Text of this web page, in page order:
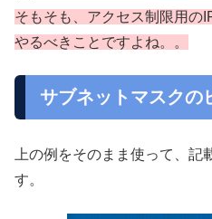
そもそも、アクセス制限用の
やるべきことですよね。。
サブネットマスクの
上の例をそのまま使って、記
す。